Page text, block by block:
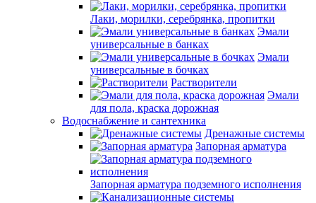
Лаки, морилки, серебрянка, пропитки
Эмали
универсальные в банках
Эмали
универсальные в бочках
Растворители
Эмали
для пола, краска дорожная
Водоснабжение и сантехника
Дренажные системы
Запорная арматура
Запорная арматура подземного исполнения